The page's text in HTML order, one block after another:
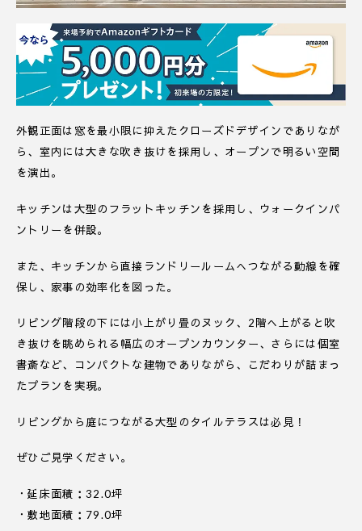
外観正面は窓を最小限に抑えたクローズドデザインでありなが
ら、室内には大きな吹き抜けを採用し、オープンで明るい空間
を演出。
キッチンは大型のフラットキッチンを採用し、ウォークインパ
ントリーを併設。
また、キッチンから直接ランドリールームへつながる動線を確
保し、家事の効率化を図った。
リビング階段の下には小上がり畳のヌック、2階へ上がると吹
き抜けを眺められる幅広のオープンカウンター、さらには個室
書斎など、コンパクトな建物でありながら、こだわりが詰まっ
たプランを実現。
リビングから庭につながる大型のタイルテラスは必見！
ぜひご見学ください。
・延床面積：32.0坪
・敷地面積：79.0坪